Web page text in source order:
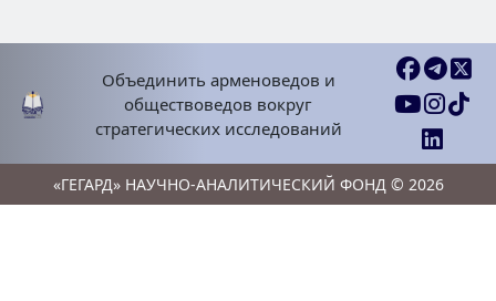
Объединить арменоведов и
обществоведов вокруг
стратегических исследований
«ГЕГАРД» НАУЧНО-АНАЛИТИЧЕСКИЙ ФОНД © 2026